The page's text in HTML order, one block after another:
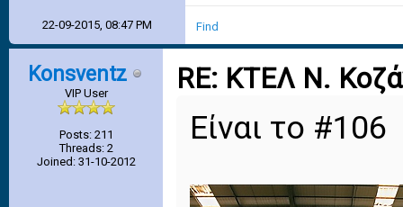
22-09-2015, 08:47 PM Find
Konsventz
VIP User
Posts: 211
Threads: 2
Joined: 31-10-2012
RE: ΚΤΕΛ Ν.
Είναι το #106